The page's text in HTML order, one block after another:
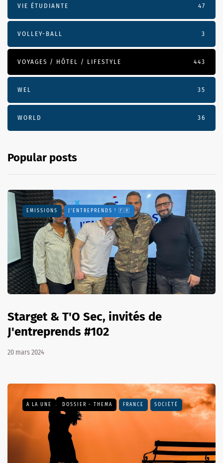
VIE ÉTUDIANTE 47
VOLLEY-BALL 3
VOYAGES / HÔTEL / LIFESTYLE 443
WEL 35
WORLD 36
Popular posts
EMISSIONS J'ENTREPRENDS ! 🇫🇷
Starget & T'O Sec, invités de
J'entreprends #102
20 mars 2024
A LA UNE DOSSIER - THEMA FRANCE SOCIÉTÉ